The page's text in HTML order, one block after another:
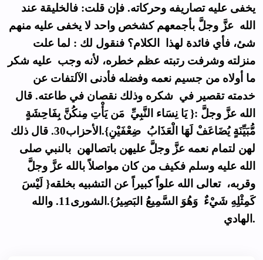
يخفى عليه تصاريفه وحركاته. فإن قلت: فالخليقة عند
الله عزَّ وجلَّ بأجمعهم كشخص واحد لا يخفى عليه منهم
شئ، فأي فائدة لهذا الكلام؟ فنقول لك : لما علت
منزلته وشرفت رتبته عظم خطره، لأنه وجب عليه شكر
ما أولاه من جسيم نعمه وفضله فأدنى الآلتفات عن
خدمته تقصير في شكره وذلك نقصان في طاعته. قال
الله عزَّ وجلَّ :{ يَا نِسَاء النَّبِيِّ مَن يَأْتِ مِنكُنَّ بِفَاحِشَةٍ
مُّبَيِّنَةٍ يُضَاعَفْ لَهَا الْعَذَابُ ضِعْفَيْنِ}.الأحزاب30. قال ذلك
لهن لتمام نعمه عزَّ وجلَّ عليهن باتصالهن بالنبي صلى
الله عليه وسلم فكيف من كان مواصلاً بالله عزَّ وجلَّ
وقربه، تعالى الله علواً كبيراً عن التشبيه بخلقه{ لَيْسَ
كَمِثْلِهِ شَيْءٌ وَهُوَ السَّمِيعُ البَصِيرُ}.الشورى11. والله
الهادي.